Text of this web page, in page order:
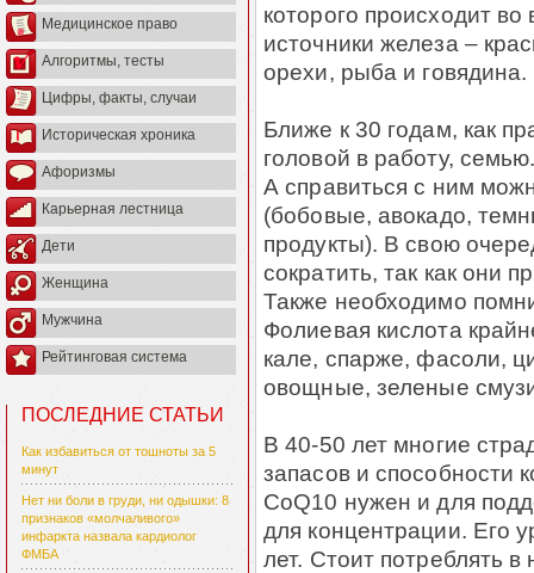
Медицинское право
Алгоритмы, тесты
Цифры, факты, случаи
Историческая хроника
Афоризмы
Карьерная лестница
Дети
Женщина
Мужчина
Рейтинговая система
ПОСЛЕДНИЕ СТАТЬИ
Как избавиться от тошноты за 5
минут
Нет ни боли в груди, ни одышки: 8
признаков «молчаливого»
инфаркта назвала кардиолог
ФМБА
которого происходит
источники железа –
орехи, рыба и говядина.
Ближе к 30 годам, как
головой в работу,
А справиться с ним
(бобовые, авокадо,
продукты). В свою
сократить, так как они
Также необходимо
Фолиевая кислота
кале, спарже, фасоли,
овощные, зеленые
В 40-50 лет многие
запасов и способности
CoQ10 нужен и для
для концентрации. Его
лет. Стоит потреблять